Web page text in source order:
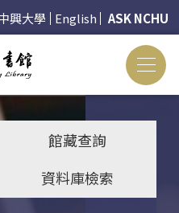
興大學 English ASK NCHU
館藏查詢
資料庫檢索